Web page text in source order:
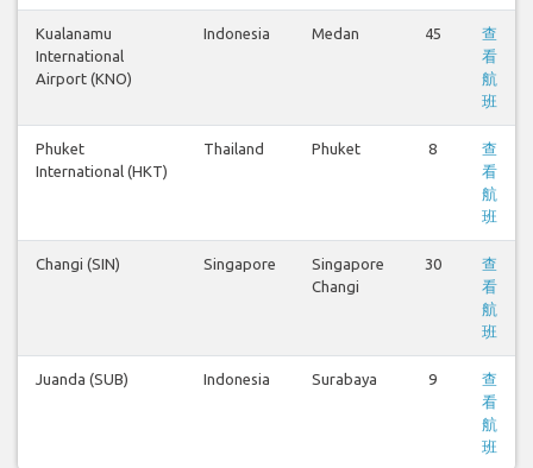
Kualanamu
International
Airport (KNO)
Indonesia Medan 45
查
看
航
班
Phuket
International (HKT)
Thailand Phuket 8
查
看
航
班
Changi (SIN) Singapore
Singapore
Changi
30
查
看
航
班
Juanda (SUB) Indonesia Surabaya 9
查
看
航
班